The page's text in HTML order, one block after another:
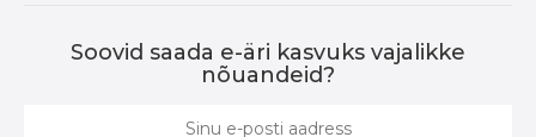
Soovid saada e-äri kasvuks vajalikke
nõuandeid?